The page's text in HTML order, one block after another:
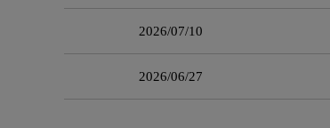
2026/07/10
2026/06/27